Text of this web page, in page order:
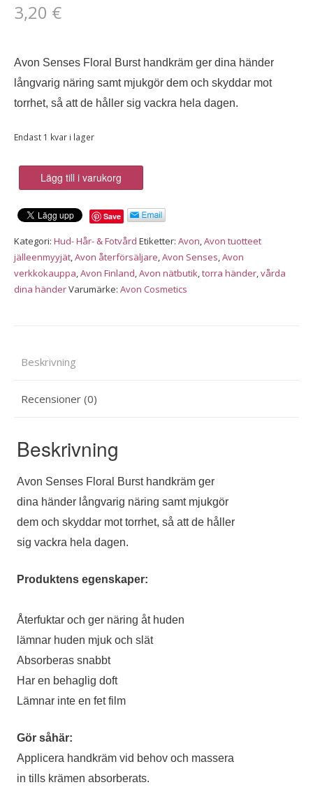
3,20 €
Avon Senses Floral Burst handkräm ger dina händer
långvarig näring samt mjukgör dem och skyddar mot
torrhet, så att de håller sig vackra hela dagen.
Endast 1 kvar i lager
Senses
Burst
handkräm,
75
ml
mängd
Lägg till i varukorg
Save
Kategori: Hud- Hår- & Fotvård Etiketter: Avon,Avon tuotteet
jälleenmyyjät,Avon återförsäljare,Avon Senses,Avon
verkkokauppa,Avon Finland,Avon nätbutik,torra händer,vårda
dina händerVarumärke: Avon Cosmetics
Beskrivning
Recensioner (0)
Beskrivning
Avon Senses Floral Burst handkräm ger
dina händer långvarig näring samt mjukgör
dem och skyddar mot torrhet, så att de håller
sig vackra hela dagen.
Produktens egenskaper:
Återfuktar och ger näring åt huden
lämnar huden mjuk och slät
Absorberas snabbt
Har en behaglig doft
Lämnar inte en fet film
Gör såhär:
Applicera handkräm vid behov och massera
in tills krämen absorberats.